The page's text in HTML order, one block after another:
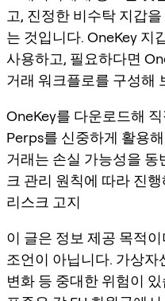
고, 진정한 비수탁 지갑
는 것입니다. OneKey 지
사용하고, 필요하다면
거래 워크플로를 구성해
OneKey를 다운로드해
Perps를 신중하게 활용
거래는 손실 가능성을 동
크 관리 원칙에 따라 진
리스크 고지
이 글은 정보 제공 목적
조언이 아닙니다. 가상자
변화 등 중대한 위험이